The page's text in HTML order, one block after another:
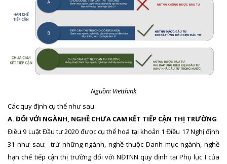
Nguồn: Vietthink
Các quy định cụ thể như sau:
A. ĐỐI VỚI NGÀNH, NGHỀ CHƯA CAM KẾT TIẾP CẬN THỊ TRƯỜNG
Điều 9 Luật Đầu tư 2020 được cụ thể hoá tại khoản 1 Điều 17 Nghị định
31 như sau: trừ những ngành, nghề thuộc Danh mục ngành, nghề
hạn chế tiếp cận thị trường đối với NĐTNN quy định tại Phụ lục I của